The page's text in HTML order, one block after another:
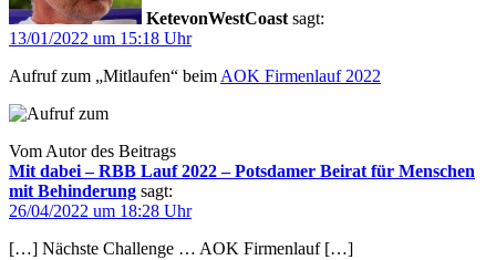
KetevonWestCoast sagt:
13/01/2022 um 15:18 Uhr
Aufruf zum „Mitlaufen“ beim AOK Firmenlauf 2022
Vom Autor des Beitrags
Mit dabei – RBB Lauf 2022 – Potsdamer Beirat für Menschen
mit Behinderung sagt:
26/04/2022 um 18:28 Uhr
[…] Nächste Challenge … AOK Firmenlauf […]